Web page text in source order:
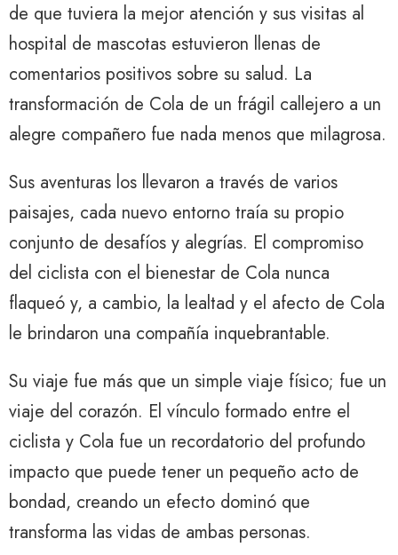
de que tuviera la mejor atención y sus visitas al
hospital de mascotas estuvieron llenas de
comentarios positivos sobre su salud. La
transformación de Cola de un frágil callejero a un
alegre compañero fue nada menos que milagrosa.
Sus aventuras los llevaron a través de varios
paisajes, cada nuevo entorno traía su propio
conjunto de desafíos y alegrías. El compromiso
del ciclista con el bienestar de Cola nunca
flaqueó y, a cambio, la lealtad y el afecto de Cola
le brindaron una compañía inquebrantable.
Su viaje fue más que un simple viaje físico; fue un
viaje del corazón. El vínculo formado entre el
ciclista y Cola fue un recordatorio del profundo
impacto que puede tener un pequeño acto de
bondad, creando un efecto dominó que
transforma las vidas de ambas personas.